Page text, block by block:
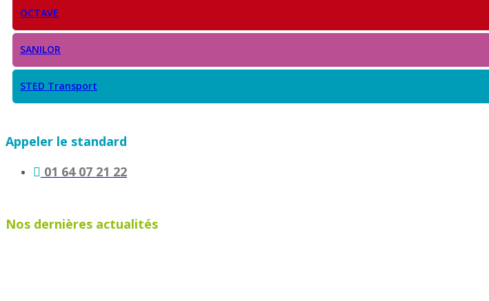
OCTAVE
SANILOR
STED Transport
Appeler le standard
01 64 07 21 22
Nos dernières actualités